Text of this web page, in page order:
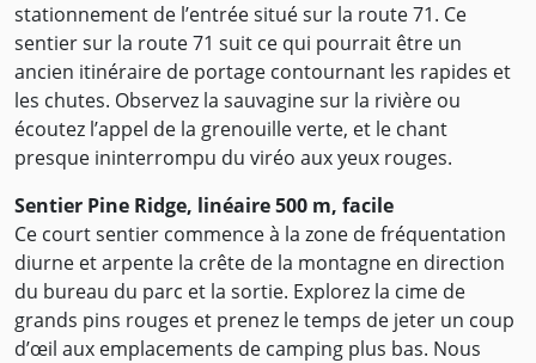
stationnement de l’entrée situé sur la route 71. Ce
sentier sur la route 71 suit ce qui pourrait être un
ancien itinéraire de portage contournant les rapides et
les chutes. Observez la sauvagine sur la rivière ou
écoutez l’appel de la grenouille verte, et le chant
presque ininterrompu du viréo aux yeux rouges.
Sentier Pine Ridge, linéaire 500 m, facile
Ce court sentier commence à la zone de fréquentation
diurne et arpente la crête de la montagne en direction
du bureau du parc et la sortie. Explorez la cime de
grands pins rouges et prenez le temps de jeter un coup
d’œil aux emplacements de camping plus bas. Nous